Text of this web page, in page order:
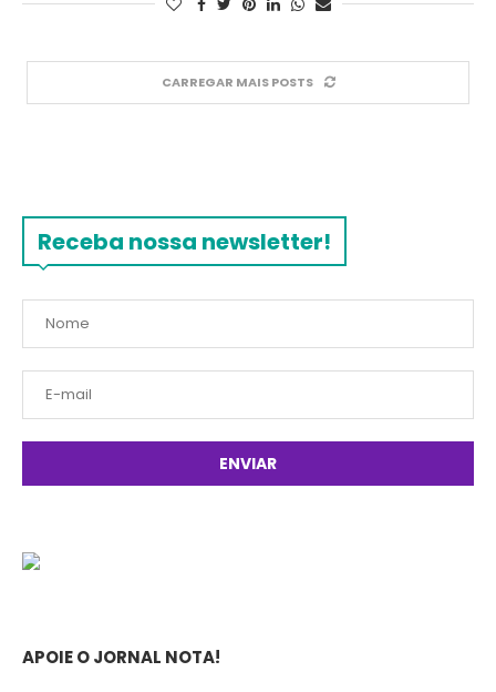
CARREGAR MAIS POSTS
Receba nossa newsletter!
APOIE O JORNAL NOTA!